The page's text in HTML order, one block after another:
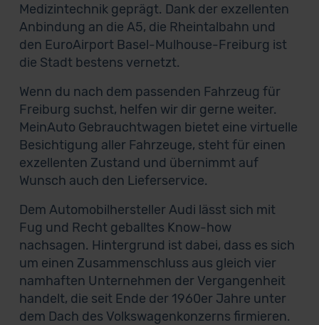
Medizintechnik geprägt. Dank der exzellenten
Anbindung an die A5, die Rheintalbahn und
den EuroAirport Basel-Mulhouse-Freiburg ist
die Stadt bestens vernetzt.
Wenn du nach dem passenden Fahrzeug für
Freiburg suchst, helfen wir dir gerne weiter.
MeinAuto Gebrauchtwagen bietet eine virtuelle
Besichtigung aller Fahrzeuge, steht für einen
exzellenten Zustand und übernimmt auf
Wunsch auch den Lieferservice.
Dem Automobilhersteller Audi lässt sich mit
Fug und Recht geballtes Know-how
nachsagen. Hintergrund ist dabei, dass es sich
um einen Zusammenschluss aus gleich vier
namhaften Unternehmen der Vergangenheit
handelt, die seit Ende der 1960er Jahre unter
dem Dach des Volkswagenkonzerns firmieren.